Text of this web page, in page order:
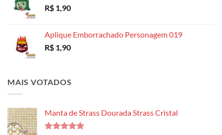
R$ 1,90
Aplique Emborrachado Personagem 019
R$ 1,90
MAIS VOTADOS
Manta de Strass Dourada Strass Cristal